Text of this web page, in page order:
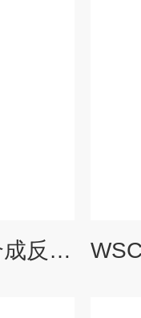
L-7606位个性化学合成反应仪